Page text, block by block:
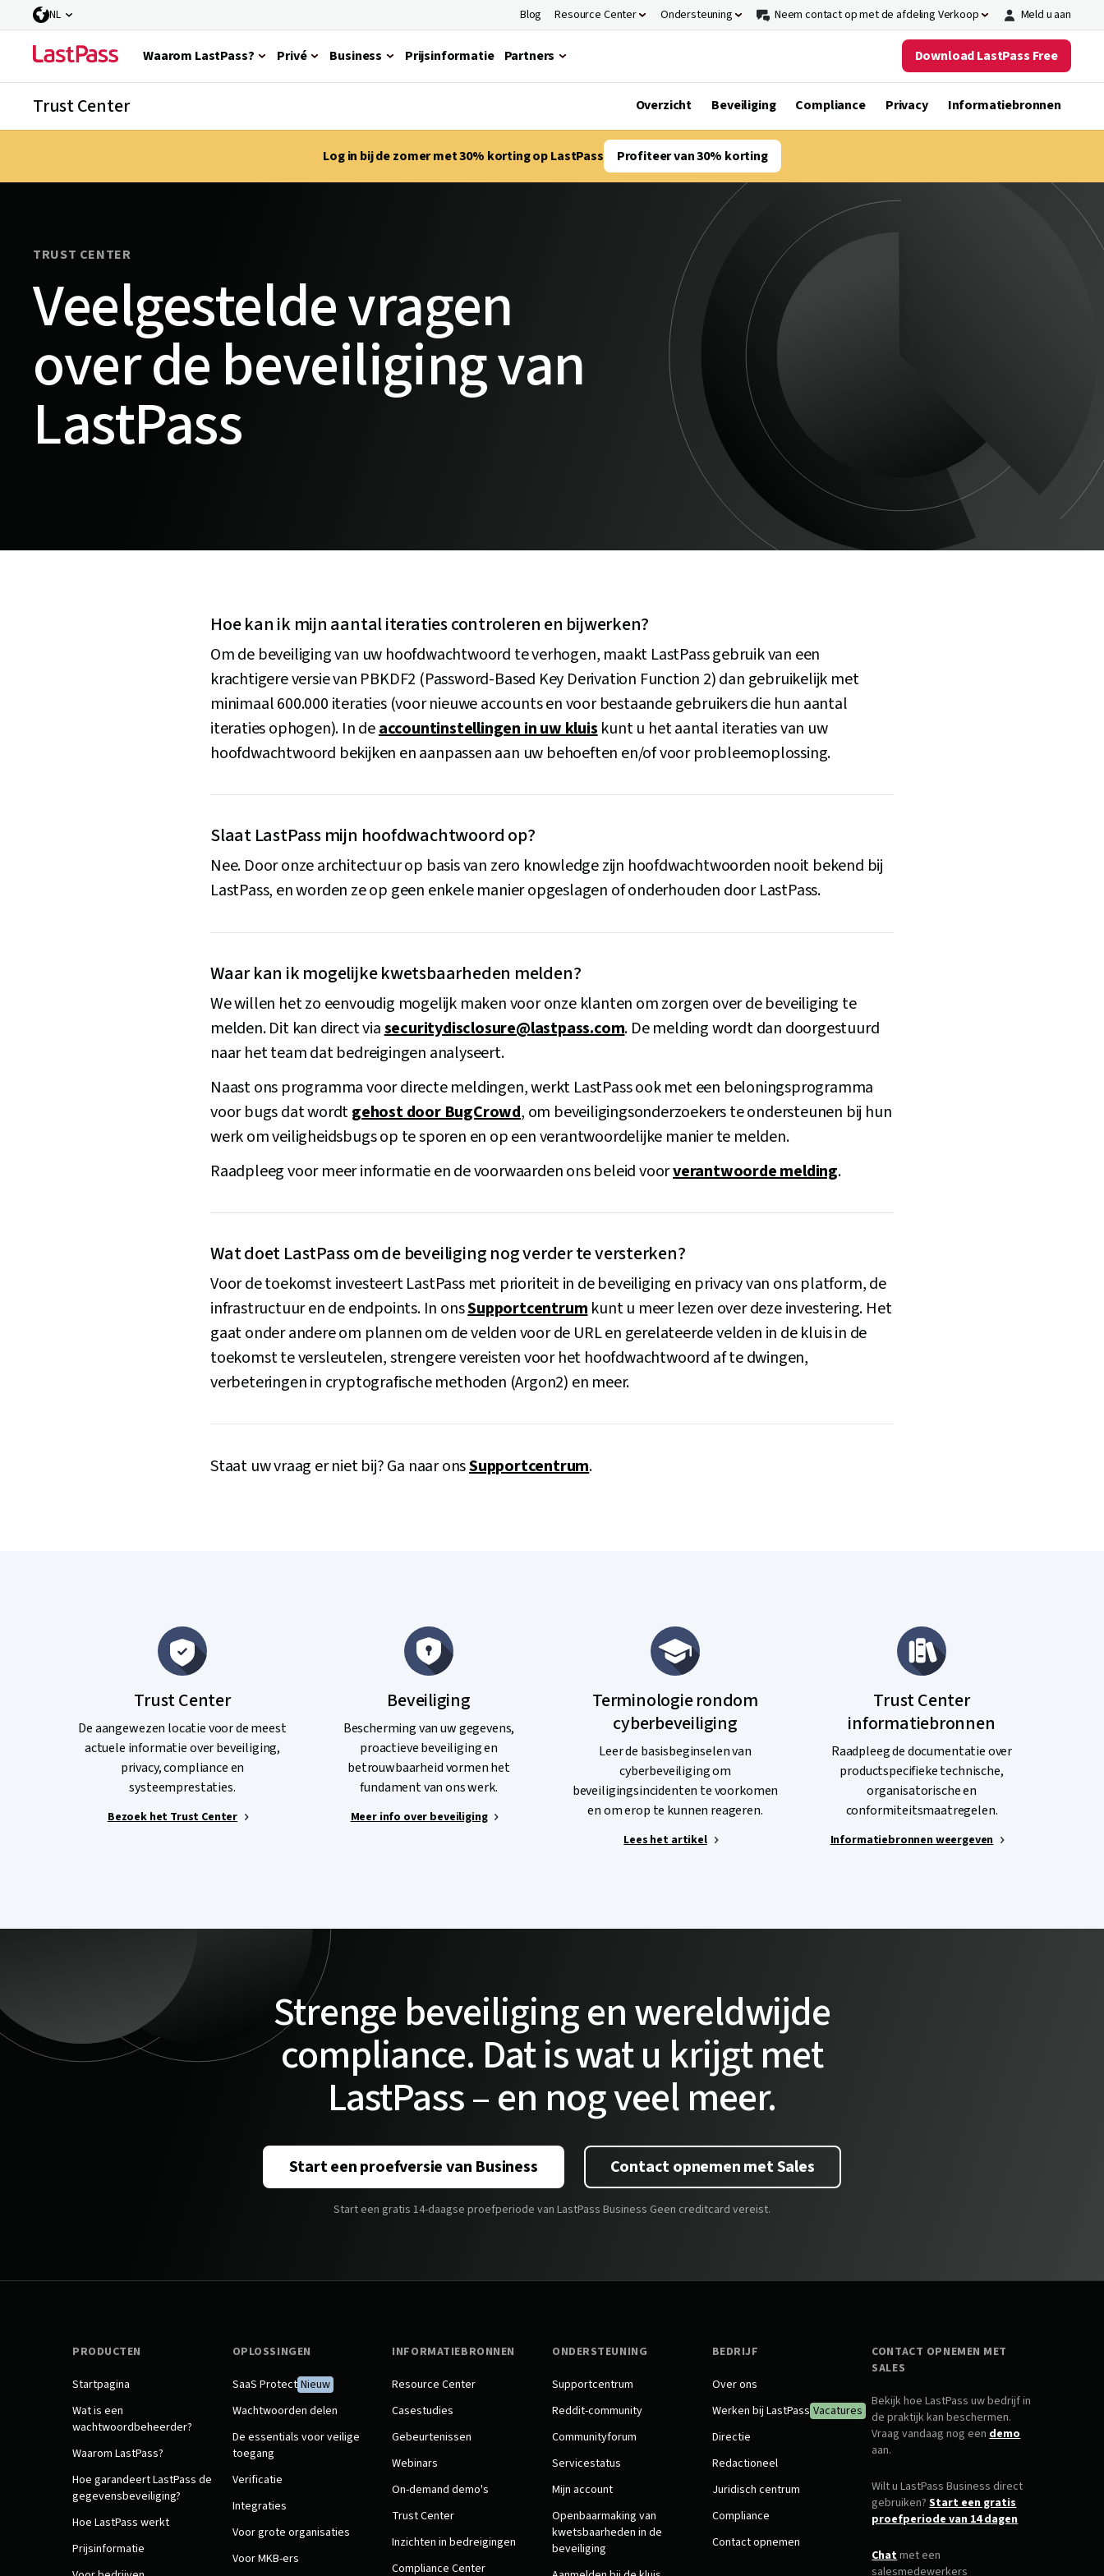
NL Blog Resource Center Ondersteuning Neem contact op met de afdeling Verkoop Meld u aan
Waarom LastPass? Privé Business Prijsinformatie Partners Download LastPass Free
Trust Center Overzicht Beveiliging Compliance Privacy Informatiebronnen
Log in bij de zomer met 30% korting op LastPass Profiteer van 30% korting
TRUST CENTER
Veelgestelde vragen
over de beveiliging van
LastPass
Hoe kan ik mijn aantal iteraties controleren en bijwerken?
Om de beveiliging van uw hoofdwachtwoord te verhogen, maakt LastPass gebruik van een
krachtigere versie van PBKDF2 (Password-Based Key Derivation Function 2) dan gebruikelijk met
minimaal 600.000 iteraties (voor nieuwe accounts en voor bestaande gebruikers die hun aantal
iteraties ophogen). In deaccountinstellingen in uw kluiskunt u het aantal iteraties van uw
hoofdwachtwoord bekijken en aanpassen aan uw behoeften en/of voor probleemoplossing.
Slaat LastPass mijn hoofdwachtwoord op?
Nee. Door onze architectuur op basis van zero knowledge zijn hoofdwachtwoorden nooit bekend bij
LastPass, en worden ze op geen enkele manier opgeslagen of onderhouden door LastPass.
Waar kan ik mogelijke kwetsbaarheden melden?
We willen het zo eenvoudig mogelijk maken voor onze klanten om zorgen over de beveiliging te
melden. Dit kan direct viasecuritydisclosure@lastpass.com. De melding wordt dan doorgestuurd
naar het team dat bedreigingen analyseert.
Naast ons programma voor directe meldingen, werkt LastPass ook met een beloningsprogramma
voor bugs dat wordtgehost door BugCrowd, om beveiligingsonderzoekers te ondersteunen bij hun
werk om veiligheidsbugs op te sporen en op een verantwoordelijke manier te melden.
Raadpleeg voor meer informatie en de voorwaarden ons beleid voorverantwoorde melding.
Wat doet LastPass om de beveiliging nog verder te versterken?
Voor de toekomst investeert LastPass met prioriteit in de beveiliging en privacy van ons platform, de
infrastructuur en de endpoints. In onsSupportcentrumkunt u meer lezen over deze investering. Het
gaat onder andere om plannen om de velden voor de URL en gerelateerde velden in de kluis in de
toekomst te versleutelen, strengere vereisten voor het hoofdwachtwoord af te dwingen,
verbeteringen in cryptografische methoden (Argon2) en meer.
Staat uw vraag er niet bij? Ga naar onsSupportcentrum.
Trust Center
De aangewezen locatie voor de meest
actuele informatie over beveiliging,
privacy, compliance en
systeemprestaties.
Bezoek het Trust Center
Beveiliging
Bescherming van uw gegevens,
proactieve beveiliging en
betrouwbaarheid vormen het
fundament van ons werk.
Meer info over beveiliging
Terminologie rondom
cyberbeveiliging
Leer de basisbeginselen van
cyberbeveiliging om
beveiligingsincidenten te voorkomen
en om erop te kunnen reageren.
Lees het artikel
Trust Center
informatiebronnen
Raadpleeg de documentatie over
productspecifieke technische,
organisatorische en
conformiteitsmaatregelen.
Informatiebronnen weergeven
Strenge beveiliging en wereldwijde
compliance. Dat is wat u krijgt met
LastPass – en nog veel meer.
Start een proefversie van Business Contact opnemen met Sales
Start een gratis 14-daagse proefperiode van LastPass Business Geen creditcard vereist.
PRODUCTEN
Startpagina
Wat is een
wachtwoordbeheerder?
Waarom LastPass?
Hoe garandeert LastPass de
gegevensbeveiliging?
Hoe LastPass werkt
Prijsinformatie
OPLOSSINGEN
SaaS Protect Nieuw
Wachtwoorden delen
De essentials voor veilige
toegang
Verificatie
Integraties
Voor grote organisaties
Voor MKB-ers
INFORMATIEBRONNEN
Resource Center
Casestudies
Gebeurtenissen
Webinars
On-demand demo's
Trust Center
Inzichten in bedreigingen
Compliance Center
ONDERSTEUNING
Supportcentrum
Reddit-community
Communityforum
Servicestatus
Mijn account
Openbaarmaking van
kwetsbaarheden in de
beveiliging
BEDRIJF
Over ons
Werken bij LastPass Vacatures
Directie
Redactioneel
Juridisch centrum
Compliance
Contact opnemen
CONTACT OPNEMEN MET
SALES
Bekijk hoe LastPass uw bedrijf in
de praktijk kan beschermen.
Vraag vandaag nog een demo
aan.
Wilt u LastPass Business direct
gebruiken?Start een gratis
proefperiode van 14 dagen
Chatmet een
salesmedewerkers